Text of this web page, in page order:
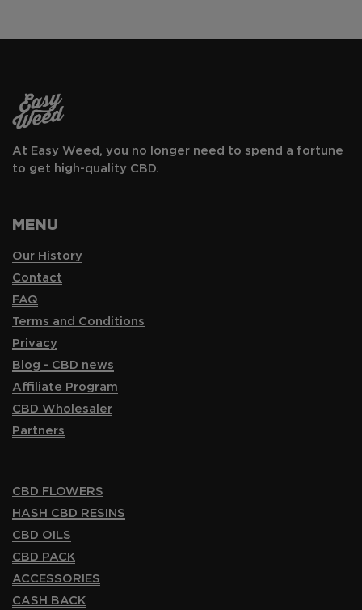
At Easy Weed, you no longer need to spend a fortune
to get high-quality CBD.
MENU
Our History
Contact
FAQ
Terms and Conditions
Privacy
Blog - CBD news
Affiliate Program
CBD Wholesaler
Partners
CBD FLOWERS
HASH CBD RESINS
CBD OILS
CBD PACK
ACCESSORIES
CASH BACK